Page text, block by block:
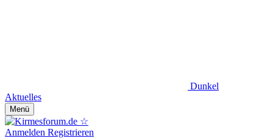
Dunkel
Aktuelles
Menü
Anmelden Registrieren